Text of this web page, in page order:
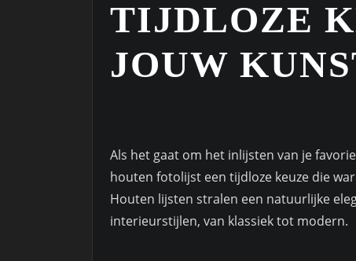
TIJDLOZE
JOUW
Als het gaat om het inlijsten van je
houten fotolijst een tijdloze keuze die
Houten lijsten stralen een natuurlijke
interieurstijlen, van klassiek tot modern.